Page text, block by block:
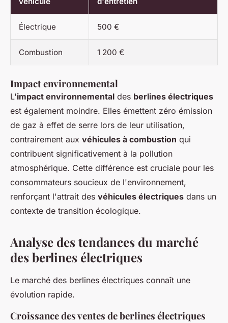
Électrique 500 €
Combustion 1 200 €
Impact environnemental
L'impact environnemental des berlines électriques
est également moindre. Elles émettent zéro émission
de gaz à effet de serre lors de leur utilisation,
contrairement aux véhicules à combustion qui
contribuent significativement à la pollution
atmosphérique. Cette différence est cruciale pour les
consommateurs soucieux de l'environnement,
renforçant l'attrait des véhicules électriques dans un
contexte de transition écologique.
Analyse des tendances du marché
des berlines électriques
Le marché des berlines électriques connaît une
évolution rapide.
Croissance des ventes de berlines électriques